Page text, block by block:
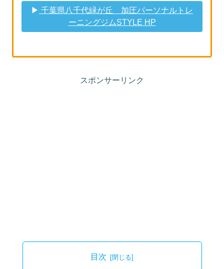
▶︎ 千葉県八千代緑が丘 加圧パーソナルトレ
ーニングジムSTYLE HP
スポンサーリンク
目次